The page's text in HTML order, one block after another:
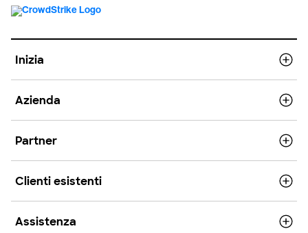
Inizia
Azienda
Partner
Clienti esistenti
Assistenza